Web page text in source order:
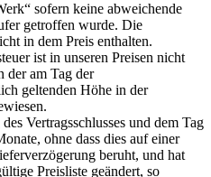
sofern keine abweichende
getroffen wurde. Die
in dem Preis enthalten.
ist in unseren Preisen nicht
der am Tag der
geltenden Höhe in der
Vertragsschlusses und dem Tag
ohne dass dies auf einer
beruht, und hat
Preisliste geändert, so